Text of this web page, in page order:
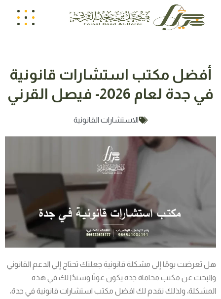
أفضل مكتب استشارات قانونية
في جدة لعام 2026- فيصل القرني
الاستشارات القانونية
هل تعرضت يومًا إلى مشكلة قانونية جعلتك تحتاج إلي الدعم القانوني
والبحث عن مكتب محاماة جده يكون عونًا وسندًا لك في هذه
المشكلة، ولذلك نقدم لك افضل مكتب استشارات قانونية في جدة،